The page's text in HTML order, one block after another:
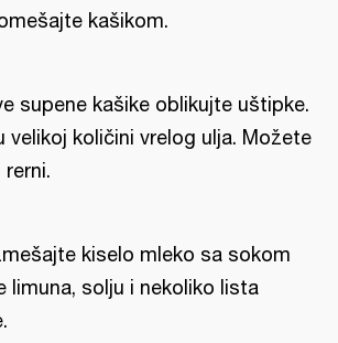
kašikom.
supene kašike oblikujte uštipke.
velikoj količini vrelog ulja. Možete
kiselo mleko sa sokom
limuna, solju i nekoliko lista